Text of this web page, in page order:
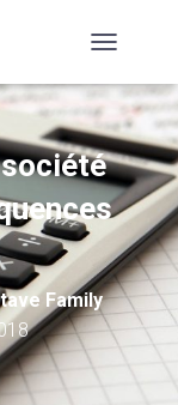
O
G
L
E
A
I
G
A
T
société
Family